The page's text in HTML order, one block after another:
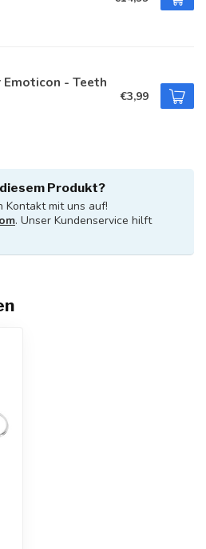
- Teeth
€3,99
Produkt?
Kontakt mit uns auf!
. Unser Kundenservice hilft